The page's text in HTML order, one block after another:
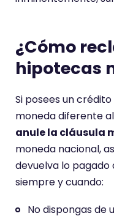
¿Cómo
hipotecas
Si posees un
moneda diferente
anule la cláusula
moneda nacional,
devuelva lo
siempre y cuando:
No dispongas de